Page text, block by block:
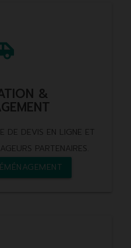
&
DE DEVIS EN LIGNE ET
PARTENAIRES.